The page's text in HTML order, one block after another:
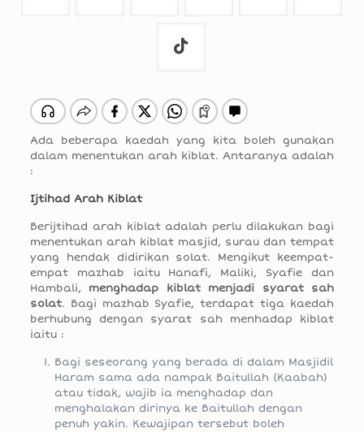
Ada beberapa kaedah yang kita boleh gunakan
dalam menentukan arah kiblat. Antaranya adalah
:
Ijtihad Arah Kiblat
Berijtihad arah kiblat adalah perlu dilakukan bagi
menentukan arah kiblat masjid, surau dan tempat
yang hendak didirikan solat. Mengikut keempat-
empat mazhab iaitu Hanafi, Maliki, Syafie dan
Hambali, menghadap kiblat menjadi syarat sah
solat. Bagi mazhab Syafie, terdapat tiga kaedah
berhubung dengan syarat sah menhadap kiblat
iaitu :
Bagi seseorang yang berada di dalam Masjidil
Haram sama ada nampak Baitullah (Kaabah)
atau tidak, wajib ia menghadap dan
menghalakan dirinya ke Baitullah dengan
penuh yakin. Kewajipan tersebut boleh